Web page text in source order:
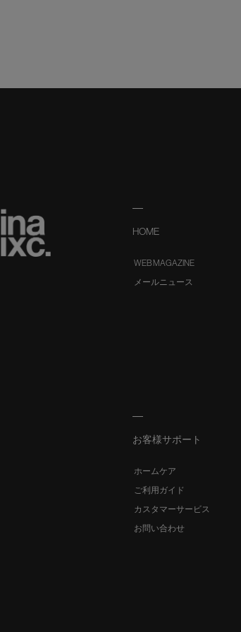
HOME
WEB MAGAZINE
メールニュース
お客様サポート
ホームケア
ご利用ガイド
カスタマーサービス
お問い合わせ